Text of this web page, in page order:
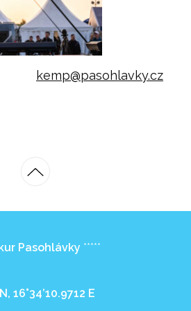
kemp@pasohlavky.cz
Pasohlávky *****
16°34’10.9712 E